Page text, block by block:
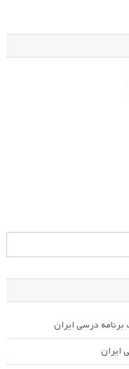
درسی ایران
ایران